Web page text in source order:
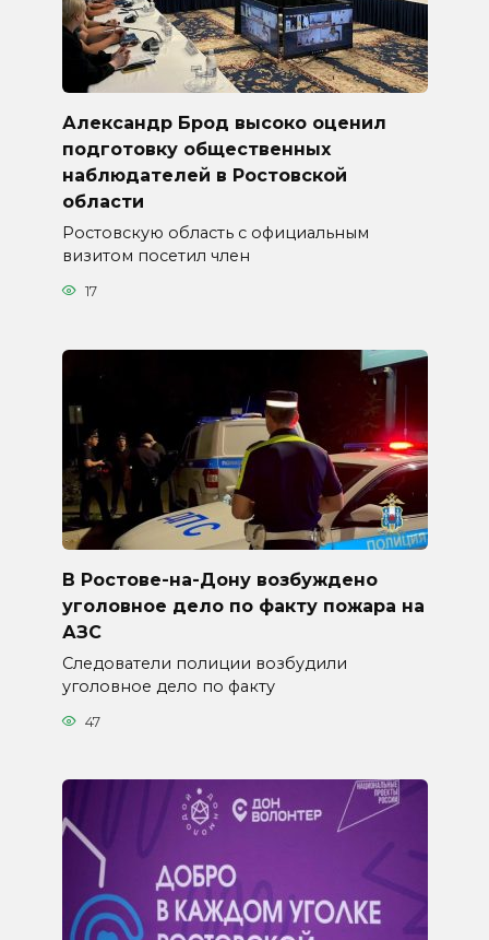
Александр Брод высоко оценил
подготовку общественных
наблюдателей в Ростовской
области
Ростовскую область с официальным
визитом посетил член
17
В Ростове-на-Дону возбуждено
уголовное дело по факту пожара на
АЗС
Следователи полиции возбудили
уголовное дело по факту
47